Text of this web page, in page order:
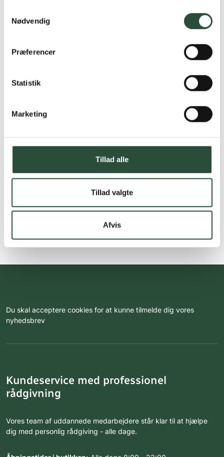
Nødvendig
Præferencer
Statistik
Marketing
Tillad alle
Tillad valgte
Afvis
Du skal acceptere cookies for at kunne tilmelde dig vores
nyhedsbrev
Kundeservice med professionel
rådgivning
Vores team af uddannede medarbejdere står klar til at hjælpe
dig med personlig rådgiving - alle dage.